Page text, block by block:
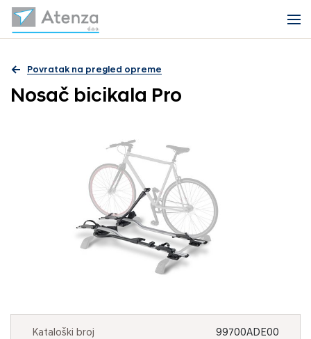
Povratak na pregled opreme
Nosač bicikala Pro
Kataloški broj 99700ADE00